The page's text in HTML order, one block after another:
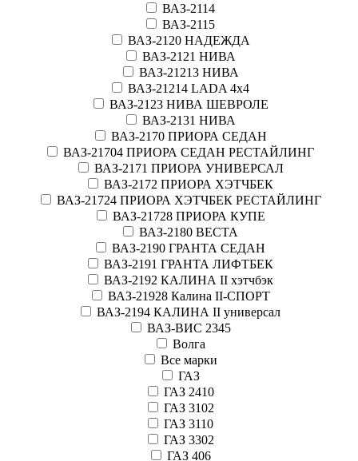
ВАЗ-2114
ВАЗ-2115
ВАЗ-2120 НАДЕЖДА
ВАЗ-2121 НИВА
ВАЗ-21213 НИВА
ВАЗ-21214 LADA 4х4
ВАЗ-2123 НИВА ШЕВРОЛЕ
ВАЗ-2131 НИВА
ВАЗ-2170 ПРИОРА СЕДАН
ВАЗ-21704 ПРИОРА СЕДАН РЕСТАЙЛИНГ
ВАЗ-2171 ПРИОРА УНИВЕРСАЛ
ВАЗ-2172 ПРИОРА ХЭТЧБЕК
ВАЗ-21724 ПРИОРА ХЭТЧБЕК РЕСТАЙЛИНГ
ВАЗ-21728 ПРИОРА КУПЕ
ВАЗ-2180 ВЕСТА
ВАЗ-2190 ГРАНТА СЕДАН
ВАЗ-2191 ГРАНТА ЛИФТБЕК
ВАЗ-2192 КАЛИНА II хэтчбэк
ВАЗ-21928 Калина II-СПОРТ
ВАЗ-2194 КАЛИНА II универсал
ВАЗ-ВИС 2345
Волга
Все марки
ГАЗ
ГАЗ 2410
ГАЗ 3102
ГАЗ 3110
ГАЗ 3302
ГАЗ 406